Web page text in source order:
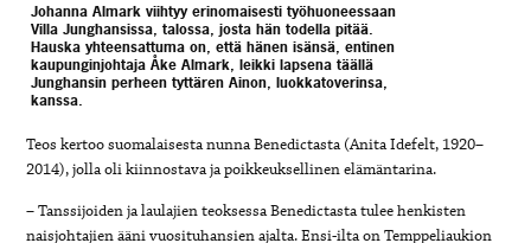
Johanna Almark viihtyy erinomaisesti työhuoneessaan
Villa Junghansissa, talossa, josta hän todella pitää.
Hauska yhteensattuma on, että hänen isänsä, entinen
kaupunginjohtaja Åke Almark, leikki lapsena täällä
Junghansin perheen tyttären Ainon, luokkatoverinsa,
kanssa.
Teos kertoo suomalaisesta nunna Benedictasta (Anita Idefelt, 1920–
2014), jolla oli kiinnostava ja poikkeuksellinen elämäntarina.
– Tanssijoiden ja laulajien teoksessa Benedictasta tulee henkisten
naisjohtajien ääni vuosituhansien ajalta. Ensi-ilta on Temppeliaukion